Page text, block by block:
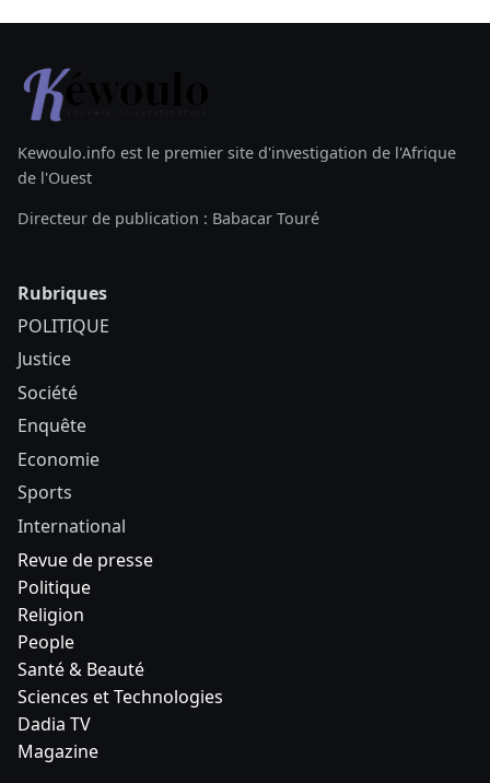
Kewoulo.info est le premier site d'investigation de l'Afrique
de l'Ouest
Directeur de publication : Babacar Touré
Rubriques
POLITIQUE
Justice
Société
Enquête
Economie
Sports
International
Revue de presse
Politique
Religion
People
Santé & Beauté
Sciences et Technologies
Dadia TV
Magazine